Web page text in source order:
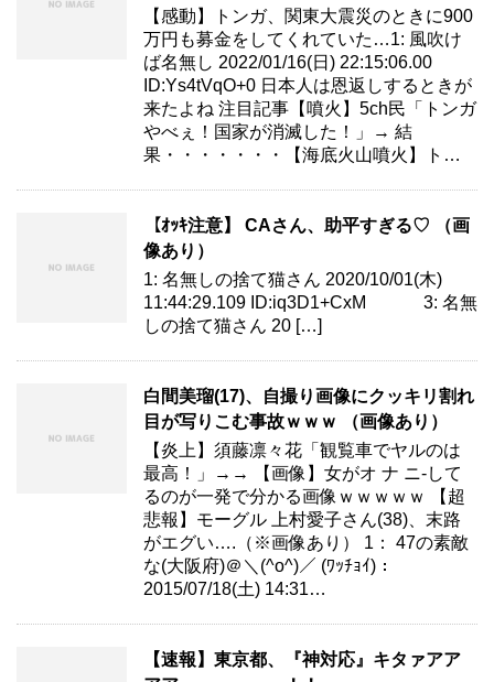
【感動】トンガ、関東大震災のときに900
万円も募金をしてくれていた…1: 風吹け
ば名無し 2022/01/16(日) 22:15:06.00
ID:Ys4tVqO+0 日本人は恩返しするときが
来たよね 注目記事【噴火】5ch民「トンガ
やべぇ！国家が消滅した！」→ 結
果・・・・・・・【海底火山噴火】ト…
【ｵｯｷ注意】 CAさん、助平すぎる♡ （画
像あり）
1: 名無しの捨て猫さん 2020/10/01(木)
11:44:29.109 ID:iq3D1+CxM 3: 名無
しの捨て猫さん 20 […]
白間美瑠(17)、自撮り画像にクッキリ割れ
目が写りこむ事故ｗｗｗ （画像あり）
【炎上】須藤凛々花「観覧車でヤルのは
最高！」→→ 【画像】女がオ ナ ニ-して
るのが一発で分かる画像ｗｗｗｗｗ 【超
悲報】モーグル 上村愛子さん(38)、末路
がエグい….（※画像あり） 1： 47の素敵
な(大阪府)＠＼(^o^)／ (ﾜｯﾁｮｲ)：
2015/07/18(土) 14:31…
【速報】東京都、『神対応』キタァアア